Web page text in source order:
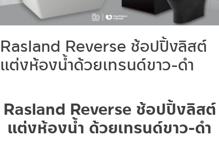
Rasland Reverse ช้อปปิ้งลิสต์
แต่งห้องน้ำด้วยเทรนด์ขาว-ดำ
Rasland Reverse ช้อปปิ้งลิสต์
แต่งห้องน้ำ ด้วยเทรนด์ขาว-ดำ